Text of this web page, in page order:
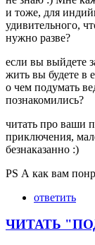
и тоже, для
удивительного,
нужно разве?
если вы выйдете
жить вы будете в
о чем подумать
познакомились?
читать про ваши
приключения,
безнаказанно :)
PS А как вам
ответить
ЧИТАТЬ